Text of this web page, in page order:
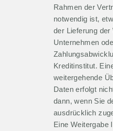
Rahmen der
notwendig ist,
der Lieferung der
Unternehmen
Kreditinstitut.
weitergehende
Daten erfolgt
dann, wenn Sie
ausdrücklich
Eine Weitergabe